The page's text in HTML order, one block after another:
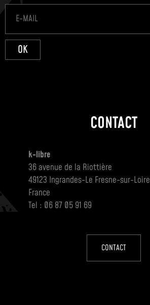
OK
CONTACT
k-libre
36 avenue de la Riottière
49123 Ingrandes-Le Fresne-sur-Loire
France
Tel : 06 87 05 91 69
CONTACT